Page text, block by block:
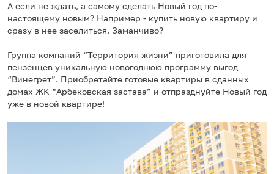
А если не ждать, а самому сделать Новый год по-
настоящему новым? Например - купить новую квартиру и
сразу в нее заселиться. Заманчиво?
Группа компаний “Территория жизни” приготовила для
пензенцев уникальную новогоднюю программу выгод
“Винегрет”. Приобретайте готовые квартиры в сданных
домах ЖК “Арбековская застава” и отпразднуйте Новый год
уже в новой квартире!